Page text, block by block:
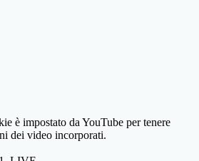
è impostato da YouTube per tenere
dei video incorporati.